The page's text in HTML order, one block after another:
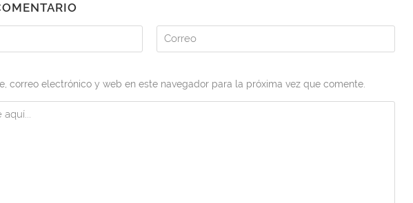
correo electrónico y web en este navegador para la próxima vez que comente.